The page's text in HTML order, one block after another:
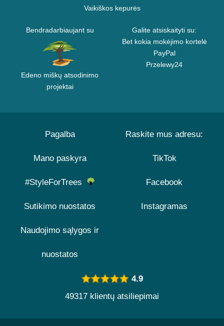
Vaikiškos kepurės
Bendradarbiaujant su
Edeno miškų atsodinimo
projektai
Galite atsiskaityti su:
Bet kokia mokėjimo kortelė
PayPal
Przelewy24
Pagalba
Mano paskyra
#StyleForTrees
Sutikimo nuostatos
Naudojimo sąlygos ir
nuostatos
Raskite mus adresu:
TikTok
Facebook
Instagramas
4.9
49317 klientų atsiliepimai